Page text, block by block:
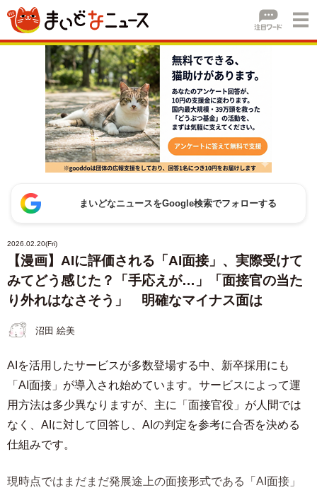
まいどなニュースをGoogle検索でフォローする
2026.02.20(Fri)
【漫画】AIに評価される「AI面接」、実際受けて
みてどう感じた？「手応えが…」「面接官の当た
り外れはなさそう」 明確なマイナス面は
沼田 絵美
AIを活用したサービスが多数登場する中、新卒採用にも
「AI面接」が導入され始めています。サービスによって運
用方法は多少異なりますが、主に「面接官役」が人間では
なく、AIに対して回答し、AIの判定を参考に合否を決める
仕組みです。
現時点ではまだまだ発展途上の面接形式である「AI面接」